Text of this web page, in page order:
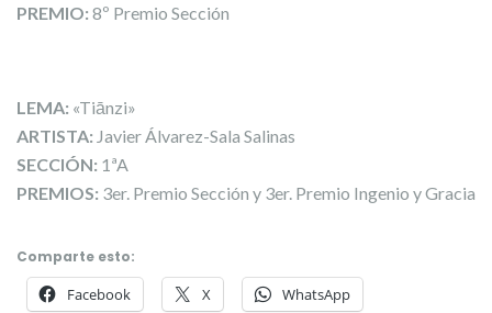
PREMIO: 8º Premio Sección
LEMA: «Tiānzi»
ARTISTA: Javier Álvarez-Sala Salinas
SECCIÓN: 1ªA
PREMIOS: 3er. Premio Sección y 3er. Premio Ingenio y Gracia
Comparte esto:
Facebook X WhatsApp